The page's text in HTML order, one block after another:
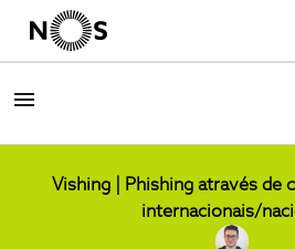
Vishing | Phishing através de
internacionais/